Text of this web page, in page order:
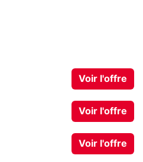
Voir l'offre
Voir l'offre
Voir l'offre